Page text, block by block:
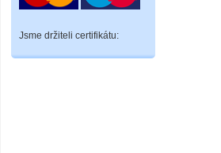
Jsme držiteli certifikátu: